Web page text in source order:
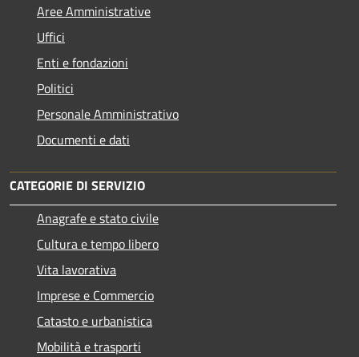
Aree Amministrative
Uffici
Enti e fondazioni
Politici
Personale Amministrativo
Documenti e dati
CATEGORIE DI SERVIZIO
Anagrafe e stato civile
Cultura e tempo libero
Vita lavorativa
Imprese e Commercio
Catasto e urbanistica
Mobilità e trasporti